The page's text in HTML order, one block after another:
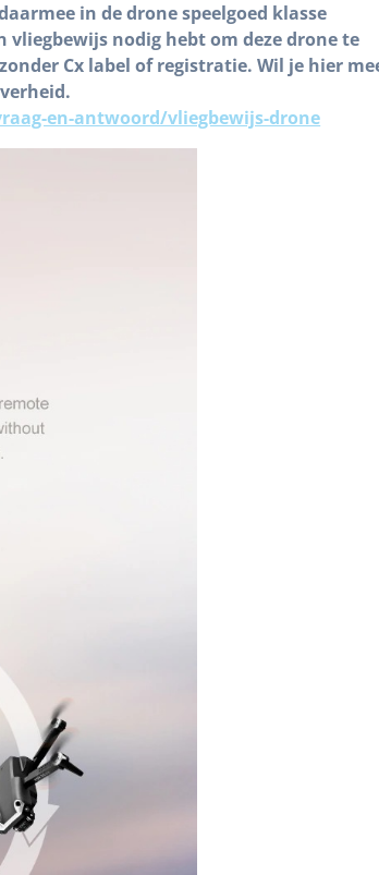
in de drone speelgoed klasse
vliegbewijs nodig hebt om deze drone te
Cx label of registratie. Wil je hier
en-antwoord/vliegbewijs-drone